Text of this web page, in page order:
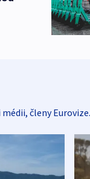
členy Eurovize.